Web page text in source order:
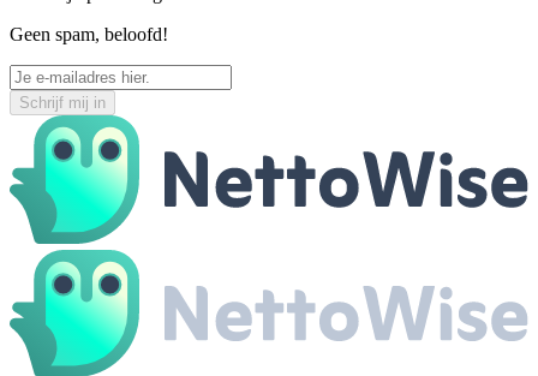
Geen spam, beloofd!
Schrijf mij in